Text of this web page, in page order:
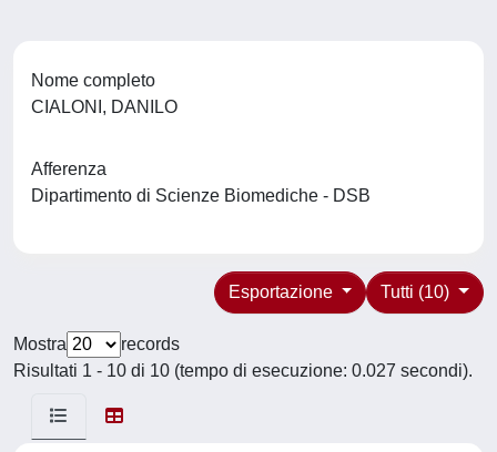
Nome completo
CIALONI, DANILO
Afferenza
Dipartimento di Scienze Biomediche - DSB
Tutti (10)
Esportazione
Mostra
records
Risultati 1 - 10 di 10 (tempo di esecuzione: 0.027 secondi).